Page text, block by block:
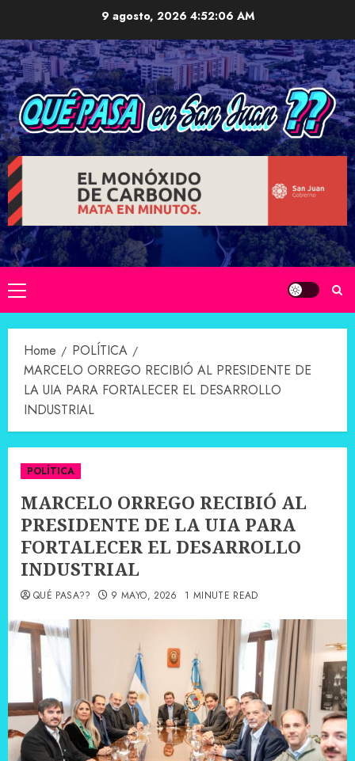
content
9 agosto, 20264:52:07 AM
Primary
Menu
Home
POLÍTICA
MARCELO ORREGO RECIBIÓ AL PRESIDENTE DE
LA UIA PARA FORTALECER EL DESARROLLO
INDUSTRIAL
POLÍTICA
MARCELO ORREGO RECIBIÓ AL
PRESIDENTE DE LA UIA PARA
FORTALECER EL DESARROLLO
INDUSTRIAL
QUÉ PASA?? 9 MAYO, 2026 1 MINUTE READ